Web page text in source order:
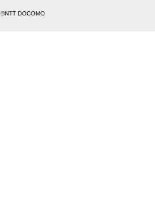
©NTT DOCOMO